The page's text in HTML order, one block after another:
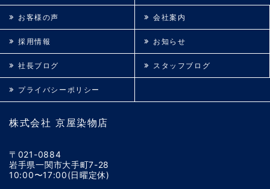
株式会社 京屋染物店
〒021-0884
岩手県一関市大手町7-28
10:00〜17:00(日曜定休)
お客様の声 会社案内
採用情報 お知らせ
社長ブログ スタッフブログ
プライバシーポリシー